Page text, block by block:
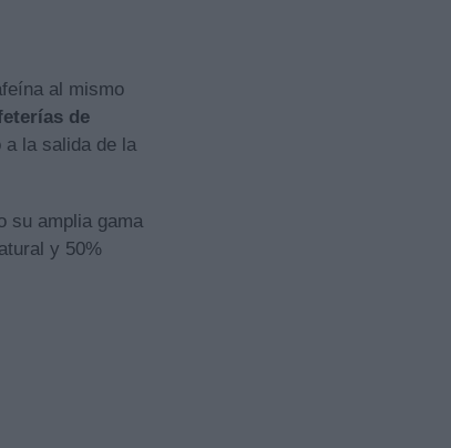
al mismo
de
la salida de la
su amplia gama
y 50%